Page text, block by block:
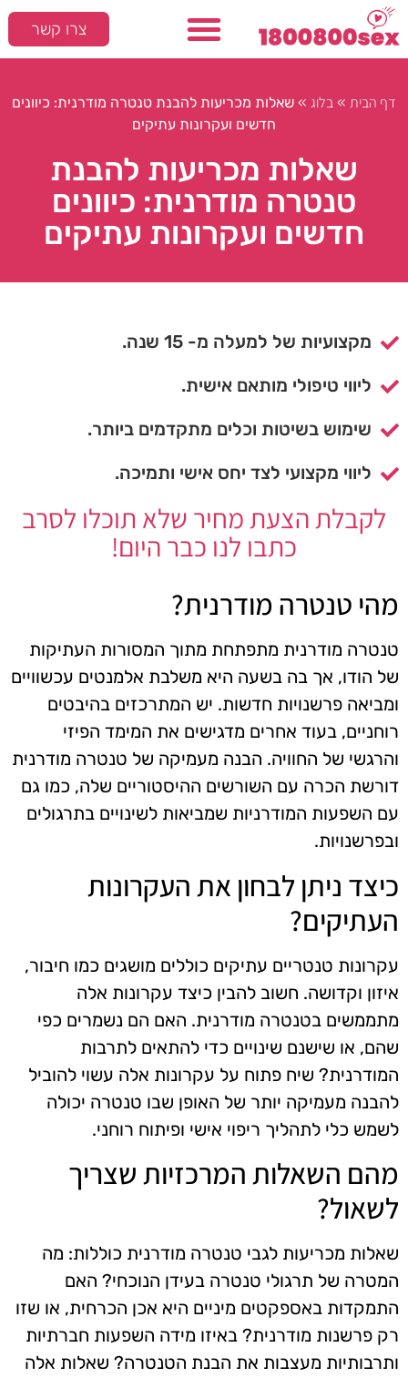
צרו קשר
דף הבית » בלוג » שאלות מכריעות להבנת טנטרה מודרנית: כיוונים
חדשים ועקרונות עתיקים
שאלות מכריעות להבנת
טנטרה מודרנית: כיוונים
חדשים ועקרונות עתיקים
מקצועיות של למעלה מ- 15 שנה.
ליווי טיפולי מותאם אישית.
שימוש בשיטות וכלים מתקדמים ביותר.
ליווי מקצועי לצד יחס אישי ותמיכה.
לקבלת הצעת מחיר שלא תוכלו לסרב
כתבו לנו כבר היום!
מהי טנטרה מודרנית?
טנטרה מודרנית מתפתחת מתוך המסורות העתיקות
של הודו, אך בה בשעה היא משלבת אלמנטים עכשוויים
ומביאה פרשנויות חדשות. יש המתרכזים בהיבטים
רוחניים, בעוד אחרים מדגישים את המימד הפיזי
והרגשי של החוויה. הבנה מעמיקה של טנטרה מודרנית
דורשת הכרה עם השורשים ההיסטוריים שלה, כמו גם
עם השפעות המודרניות שמביאות לשינויים בתרגולים
ובפרשנויות.
כיצד ניתן לבחון את העקרונות
העתיקים?
עקרונות טנטריים עתיקים כוללים מושגים כמו חיבור,
איזון וקדושה. חשוב להבין כיצד עקרונות אלה
מתממשים בטנטרה מודרנית. האם הם נשמרים כפי
שהם, או שישנם שינויים כדי להתאים לתרבות
המודרנית? שיח פתוח על עקרונות אלה עשוי להוביל
להבנה מעמיקה יותר של האופן שבו טנטרה יכולה
לשמש כלי לתהליך ריפוי אישי ופיתוח רוחני.
מהם השאלות המרכזיות שצריך
לשאול?
שאלות מכריעות לגבי טנטרה מודרנית כוללות: מה
המטרה של תרגולי טנטרה בעידן הנוכחי? האם
התמקדות באספקטים מיניים היא אכן הכרחית, או שזו
רק פרשנות מודרנית? באיזו מידה השפעות חברתיות
ותרבותיות מעצבות את הבנת הטנטרה? שאלות אלה